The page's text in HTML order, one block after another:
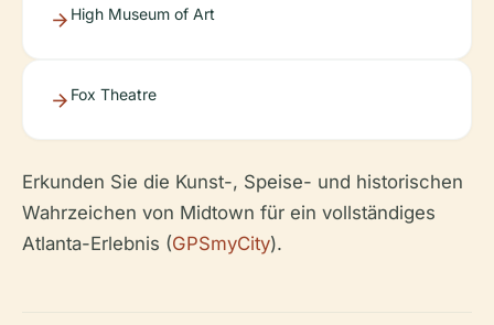
High Museum of Art
Fox Theatre
Erkunden Sie die Kunst-, Speise- und historischen
Wahrzeichen von Midtown für ein vollständiges
Atlanta-Erlebnis (GPSmyCity).